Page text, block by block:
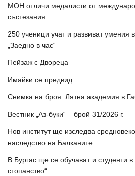
МОН отличи медалисти от
състезания
250 ученици учат и развиват умения
„Заедно в час“
Пейзаж с Двореца
Имайки се предвид
Снимка на броя: Лятна академия в
Вестник „Аз-буки“ – брой 31/2026 г.
Нов институт ще изследва
наследство на Балканите
В Бургас ще се обучават и студенти
стопанство“